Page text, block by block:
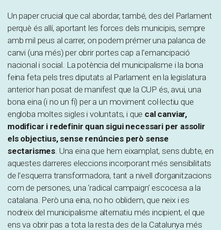
Un paper crucial que cal abordar, també, des del Parlament
perquè és allí, aportant les forces dels municipis, sempre
amb mil peus al carrer, on podem prémer una palanca de
canvi (una més) per obrir portes cap a l’emancipació
nacional i social. La potència del municipalisme i la bona
feina feta pels tres diputats al Parlament en la legislatura
anterior han posat de manifest que la CUP és, avui, una
bona eina (i no un fi) per a un moviment col·lectiu que
engloba moltes sigles i voluntats, i que cal canviar,
modificar i redefinir quan sigui necessari per assolir
els objectius, sense renúncies però sense
sectarismes. Una eina que hem eixamplat, sens dubte, en
aquestes darreres eleccions incorporant més sensibilitats
de l’esquerra transformadora, tant a nivell d’organitzacions
com de persones, una ‘radical campaign’ escocesa a la
catalana. Però una eina, no ho oblidem, que neix i es
nodreix del municipalisme alternatiu més incipient, el que
ens va obrir pas a tota la resta des de la Catalunya més